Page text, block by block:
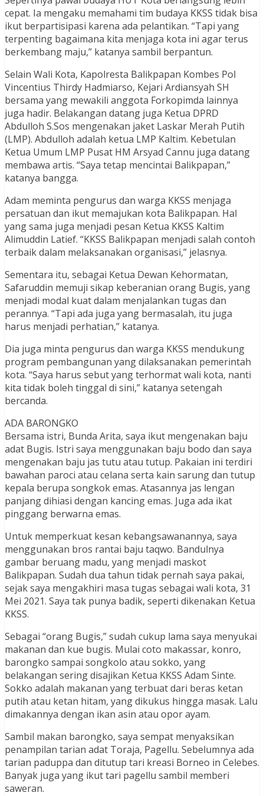
cepat. Ia mengaku memahami tim budaya KKSS tidak bisa
ikut berpartisipasi karena ada pelantikan. “Tapi yang
terpenting bagaimana kita menjaga kota ini agar terus
berkembang maju,” katanya sambil berpantun.
Selain Wali Kota, Kapolresta Balikpapan Kombes Pol
Vincentius Thirdy Hadmiarso, Kejari Ardiansyah SH
bersama yang mewakili anggota Forkopimda lainnya
juga hadir. Belakangan datang juga Ketua DPRD
Abdulloh S.Sos mengenakan jaket Laskar Merah Putih
(LMP). Abdulloh adalah ketua LMP Kaltim. Kebetulan
Ketua Umum LMP Pusat HM Arsyad Cannu juga datang
membawa artis. “Saya tetap mencintai Balikpapan,”
katanya bangga.
Adam meminta pengurus dan warga KKSS menjaga
persatuan dan ikut memajukan kota Balikpapan. Hal
yang sama juga menjadi pesan Ketua KKSS Kaltim
Alimuddin Latief. “KKSS Balikpapan menjadi salah contoh
terbaik dalam melaksanakan organisasi,” jelasnya.
Sementara itu, sebagai Ketua Dewan Kehormatan,
Safaruddin memuji sikap keberanian orang Bugis, yang
menjadi modal kuat dalam menjalankan tugas dan
perannya. “Tapi ada juga yang bermasalah, itu juga
harus menjadi perhatian,” katanya.
Dia juga minta pengurus dan warga KKSS mendukung
program pembangunan yang dilaksanakan pemerintah
kota. “Saya harus sebut yang terhormat wali kota, nanti
kita tidak boleh tinggal di sini,” katanya setengah
bercanda.
ADA BARONGKO
Bersama istri, Bunda Arita, saya ikut mengenakan baju
adat Bugis. Istri saya menggunakan baju bodo dan saya
mengenakan baju jas tutu atau tutup. Pakaian ini terdiri
bawahan paroci atau celana serta kain sarung dan tutup
kepala berupa songkok emas. Atasannya jas lengan
panjang dihiasi dengan kancing emas. Juga ada ikat
pinggang berwarna emas.
Untuk memperkuat kesan kebangsawanannya, saya
menggunakan bros rantai baju taqwo. Bandulnya
gambar beruang madu, yang menjadi maskot
Balikpapan. Sudah dua tahun tidak pernah saya pakai,
sejak saya mengakhiri masa tugas sebagai wali kota, 31
Mei 2021. Saya tak punya badik, seperti dikenakan Ketua
KKSS.
Sebagai “orang Bugis,” sudah cukup lama saya menyukai
makanan dan kue bugis. Mulai coto makassar, konro,
barongko sampai songkolo atau sokko, yang
belakangan sering disajikan Ketua KKSS Adam Sinte.
Sokko adalah makanan yang terbuat dari beras ketan
putih atau ketan hitam, yang dikukus hingga masak. Lalu
dimakannya dengan ikan asin atau opor ayam.
Sambil makan barongko, saya sempat menyaksikan
penampilan tarian adat Toraja, Pagellu. Sebelumnya ada
tarian paduppa dan ditutup tari kreasi Borneo in Celebes.
Banyak juga yang ikut tari pagellu sambil memberi
saweran.